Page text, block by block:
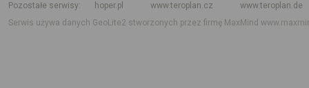
Pozostałe serwisy
hoper.pl www.teroplan.cz
www.teroplan.de
Serwis używa danych GeoLite2 stworzonych przez firmę MaxMind